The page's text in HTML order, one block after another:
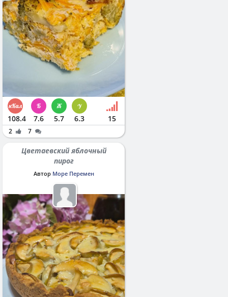
108.4 7.6 5.7 6.3 15
2 7
Цветаевский яблочный
пирог
Автор Море Перемен